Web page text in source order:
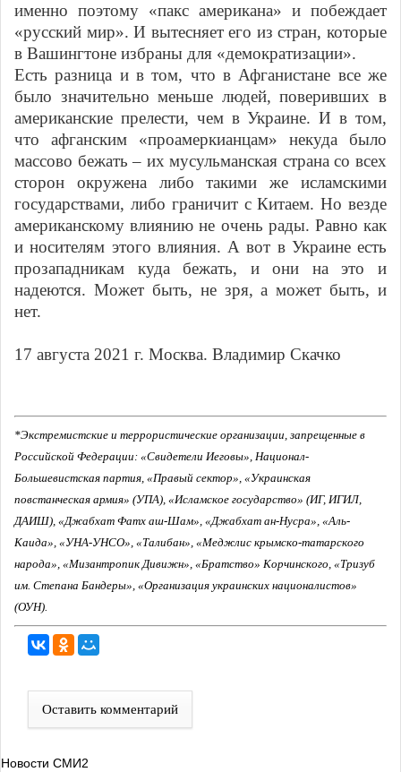
именно поэтому «пакс американа» и побеждает
«русский мир». И вытесняет его из стран, которые
в Вашингтоне избраны для «демократизации».
Есть разница и в том, что в Афганистане все же
было значительно меньше людей, поверивших в
американские прелести, чем в Украине. И в том,
что афганским «проамеркианцам» некуда было
массово бежать – их мусульманская страна со всех
сторон окружена либо такими же исламскими
государствами, либо граничит с Китаем. Но везде
американскому влиянию не очень рады. Равно как
и носителям этого влияния. А вот в Украине есть
прозападникам куда бежать, и они на это и
надеются. Может быть, не зря, а может быть, и
нет.
17 августа 2021 г. Москва. Владимир Скачко
*Экстремистские и террористические организации, запрещенные в
Российской Федерации: «Свидетели Иеговы», Национал-
Большевистская партия, «Правый сектор», «Украинская
повстанческая армия» (УПА), «Исламское государство» (ИГ, ИГИЛ,
ДАИШ), «Джабхат Фатх аш-Шам», «Джабхат ан-Нусра», «Аль-
Каида», «УНА-УНСО», «Талибан», «Меджлис крымско-татарского
народа», «Мизантропик Дивижн», «Братство» Корчинского, «Тризуб
им. Степана Бандеры», «Организация украинских националистов»
(ОУН).
Оставить комментарий
Новости СМИ2